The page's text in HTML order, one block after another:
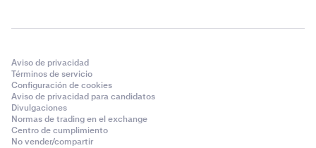
Aviso de privacidad
Términos de servicio
Configuración de cookies
Aviso de privacidad para candidatos
Divulgaciones
Normas de trading en el exchange
Centro de cumplimiento
No vender/compartir